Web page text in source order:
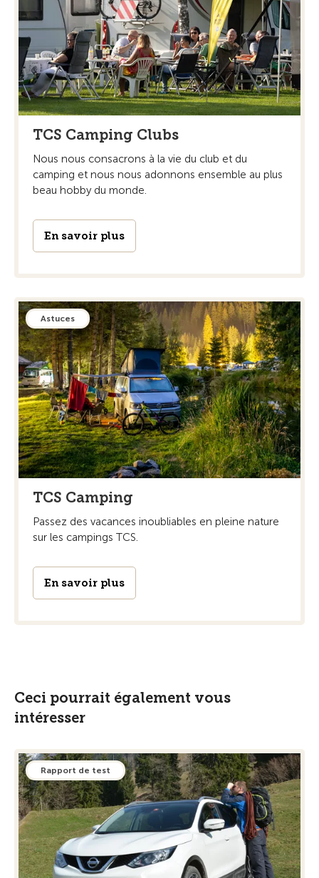
TCS Camping Clubs
Nous nous consacrons à la vie du club et du
camping et nous nous adonnons ensemble au plus
beau hobby du monde.
En savoir plus
Astuces
TCS Camping
Passez des vacances inoubliables en pleine nature
sur les campings TCS.
En savoir plus
Ceci pourrait également vous
intéresser
Rapport de test